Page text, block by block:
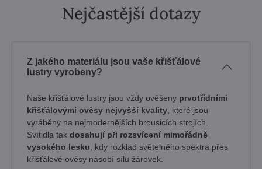
Nejčastější dotazy
Z jakého materiálu jsou vaše křišťálové
lustry vyrobeny?
Naše křišťálové lustry jsou vždy ověšeny prvotřídními
křišťálovými ověsy nejvyšší kvality , které jsou
vyráběny na nejmodernějších brousicích strojích.
Svítidla tak dosahují při rozsvícení mimořádně
vysokého lesku , kdy rozklad světelného spektra přes
křišťálové ověsy násobí sílu žárovek. ​